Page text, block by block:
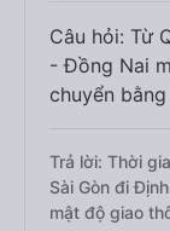
Câu hỏi: Từ
- Đồng Nai
chuyển
Trả lời: Thời
Sài Gòn đi
mật độ giao